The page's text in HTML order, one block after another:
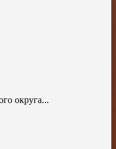
округа...